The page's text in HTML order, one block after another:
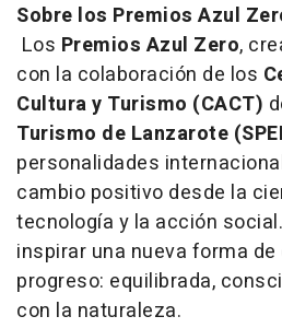
Sobre los Premios Azul
Los Premios Azul Zero,
con la colaboración de los
Cultura y Turismo (CACT)
Turismo de Lanzarote
personalidades
cambio positivo desde la
tecnología y la acción
inspirar una nueva forma
progreso: equilibrada,
con la naturaleza.